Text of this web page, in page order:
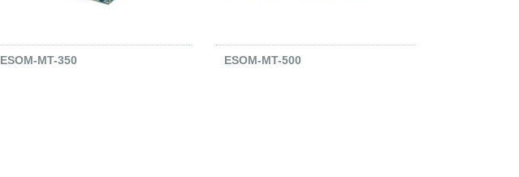
ESOM-MT-350 ESOM-MT-500